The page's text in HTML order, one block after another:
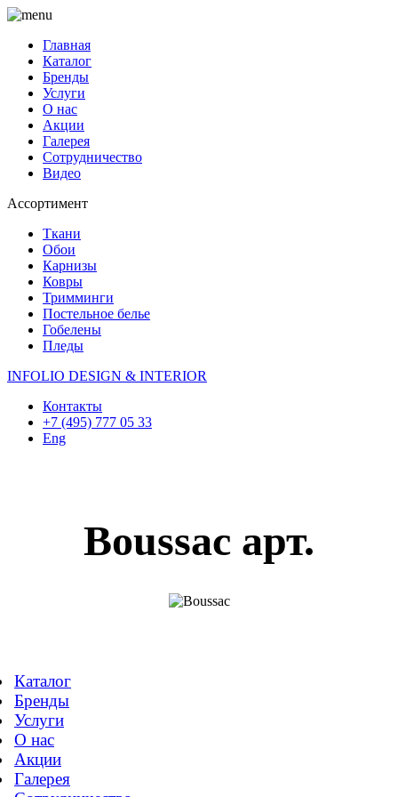
Главная
Каталог
Бренды
Услуги
О нас
Акции
Галерея
Сотрудничество
Видео
Ассортимент
Ткани
Обои
Карнизы
Ковры
Тримминги
Постельное белье
Гобелены
Пледы
INFOLIO DESIGN & INTERIOR
Контакты
+7 (495) 777 05 33
Eng
Boussac арт.
Каталог
Бренды
Услуги
О нас
Акции
Галерея